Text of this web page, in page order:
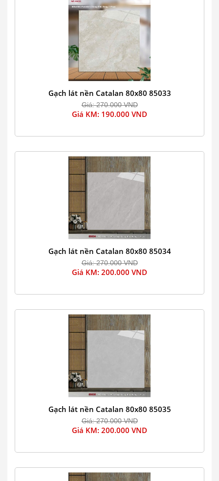
Gạch lát nền Catalan 80x80 85033
Giá: 270.000 VND
Giá KM: 190.000 VND
Gạch lát nền Catalan 80x80 85034
Giá: 270.000 VND
Giá KM: 200.000 VND
Gạch lát nền Catalan 80x80 85035
Giá: 270.000 VND
Giá KM: 200.000 VND